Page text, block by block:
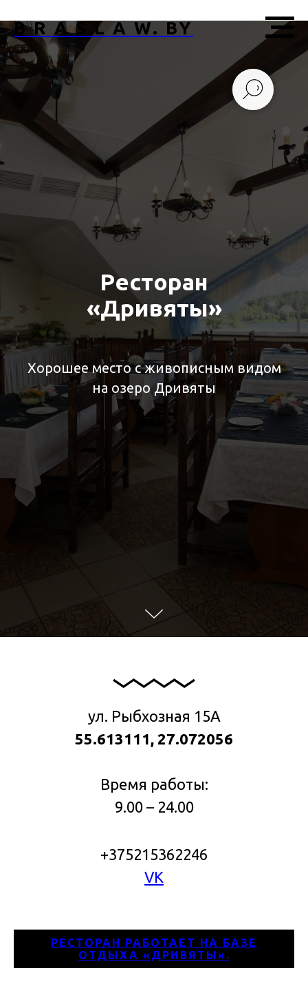
B R A S L A W. BY
Ресторан
«Дривяты»
Хорошее место с живописным видом
на озеро Дривяты
ул. Рыбхозная 15А
55.613111, 27.072056
Время работы:
9.00 – 24.00
+375215362246
VK
РЕСТОРАН РАБОТАЕТ НА БАЗЕ
ОТДЫХА «ДРИВЯТЫ».